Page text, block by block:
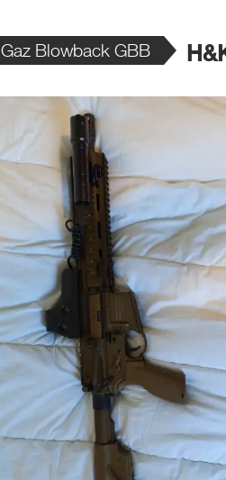
Gaz Blowback GBB